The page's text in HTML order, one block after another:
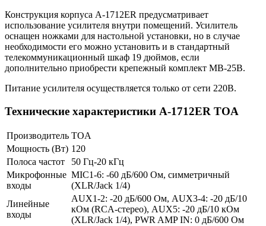
Конструкция корпуса A-1712ER предусматривает
использование усилителя внутри помещений. Усилитель
оснащен ножками для настольной установки, но в случае
необходимости его можно установить и в стандартный
телекоммуникационный шкаф 19 дюймов, если
дополнительно приобрести крепежный комплект MB-25B.
Питание усилителя осуществляется только от сети 220В.
Технические характеристики A-1712ER TOA
Производитель TOA
Мощность (Вт) 120
Полоса частот
50 Гц-20 кГц
Микрофонные
входы
MIC1-6: -60 дБ/600 Ом, симметричный
(XLR/Jack 1/4)
Линейные
входы
AUX1-2: -20 дБ/600 Ом, AUX3-4: -20 дБ/10
кОм (RCA-стерео), AUX5: -20 дБ/10 кОм
(XLR/Jack 1/4), PWR AMP IN: 0 дБ/600 Ом